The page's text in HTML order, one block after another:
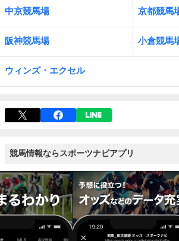
中京競馬場 京都競馬
阪神競馬場 小倉競馬
ウィンズ・エクセル
競馬情報ならスポーツナビアプリ